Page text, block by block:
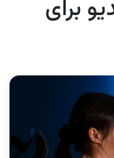
برای